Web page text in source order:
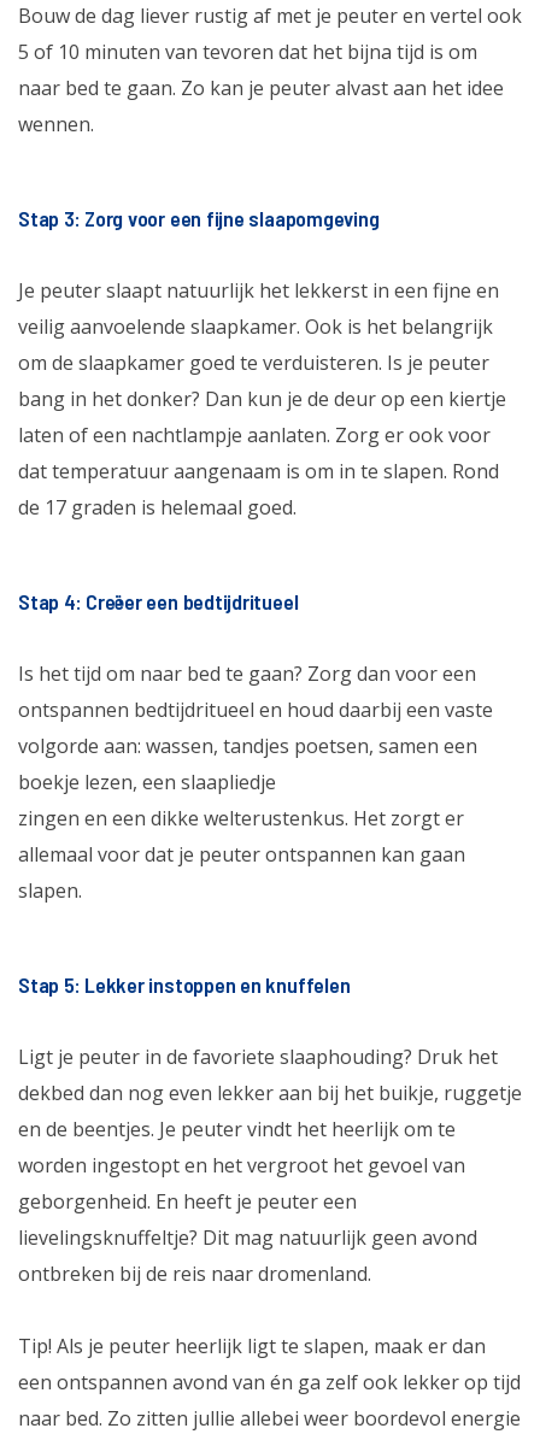
Bouw de dag liever rustig af met je peuter en vertel ook
5 of 10 minuten van tevoren dat het bijna tijd is om
naar bed te gaan. Zo kan je peuter alvast aan het idee
wennen.
Stap 3: Zorg voor een fijne slaapomgeving
Je peuter slaapt natuurlijk het lekkerst in een fijne en
veilig aanvoelende slaapkamer. Ook is het belangrijk
om de slaapkamer goed te verduisteren. Is je peuter
bang in het donker? Dan kun je de deur op een kiertje
laten of een nachtlampje aanlaten. Zorg er ook voor
dat temperatuur aangenaam is om in te slapen. Rond
de 17 graden is helemaal goed.
Stap 4: Creëer een bedtijdritueel
Is het tijd om naar bed te gaan? Zorg dan voor een
ontspannen bedtijdritueel en houd daarbij een vaste
volgorde aan: wassen, tandjes poetsen, samen een
boekje lezen, een slaapliedje
zingen en een dikke welterustenkus. Het zorgt er
allemaal voor dat je peuter ontspannen kan gaan
slapen.
Stap 5: Lekker instoppen en knuffelen
Ligt je peuter in de favoriete slaaphouding? Druk het
dekbed dan nog even lekker aan bij het buikje, ruggetje
en de beentjes. Je peuter vindt het heerlijk om te
worden ingestopt en het vergroot het gevoel van
geborgenheid. En heeft je peuter een
lievelingsknuffeltje? Dit mag natuurlijk geen avond
ontbreken bij de reis naar dromenland.
Tip! Als je peuter heerlijk ligt te slapen, maak er dan
een ontspannen avond van én ga zelf ook lekker op tijd
naar bed. Zo zitten jullie allebei weer boordevol energie